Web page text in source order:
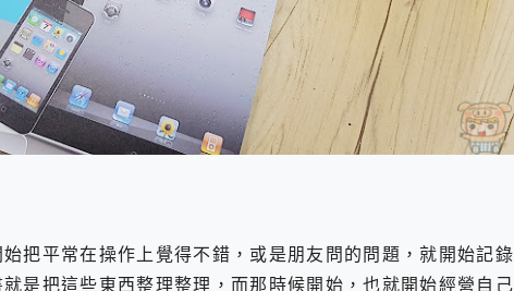
把平常在操作上覺得不錯，或是朋友問的問題，就開始記錄
是把這些東西整理整理，而那時候開始，也就開始經營自己